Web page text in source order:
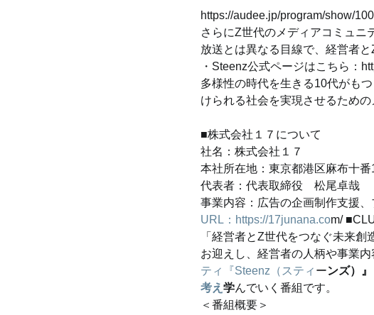
https://audee.jp/program/show/
さらにZ世代のメディアコミュニ
放送とは異なる目線で、経営者
・Steenz公式ページはこちら：
多様性の時代を生きる10代がも
けられる社会を実現させるための
■株式会社１７について
社名：株式会社１７
本社所在地：東京都港区麻布十
代表者：代表取締役　松尾卓哉
事業内容：広告の企画制作支援、
URL：https://17junana.com/
「経営者とZ世代をつなぐ未来
お迎えし、経営者の人柄や事業
ティ『Steenz（スティ ーンズ）
考え 学んでいく番組です。
＜番組概要＞